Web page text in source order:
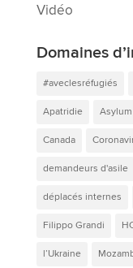
Vidéo
Domaines
#aveclesréfugiés
Apatridie
Canada
demandeurs d'asile
déplacés internes
Filippo Grandi
l’Ukraine